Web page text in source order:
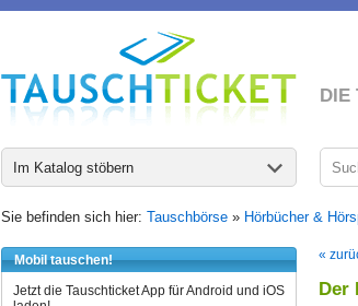
DIE
Im Katalog stöbern
Sie befinden sich hier: Tauschbörse » Hörbücher &
Mobil tauschen!
Jetzt die Tauschticket App für Android und iOS
«
Der